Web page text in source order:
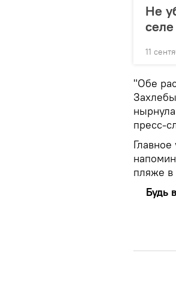
Не
11
"Обе
пресс-
пляже в
Будь